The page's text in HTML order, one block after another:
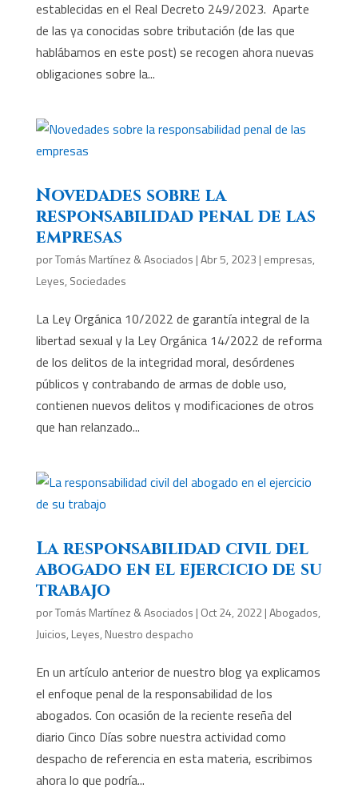
establecidas en el Real Decreto 249/2023. Aparte
de las ya conocidas sobre tributación (de las que
hablábamos en este post) se recogen ahora nuevas
obligaciones sobre la...
Novedades sobre la
responsabilidad penal de las
empresas
porTomás Martínez & Asociados |Abr 5, 2023 | empresas,
Leyes, Sociedades
La Ley Orgánica 10/2022 de garantía integral de la
libertad sexual y la Ley Orgánica 14/2022 de reforma
de los delitos de la integridad moral, desórdenes
públicos y contrabando de armas de doble uso,
contienen nuevos delitos y modificaciones de otros
que han relanzado...
La responsabilidad civil del
abogado en el ejercicio de su
trabajo
porTomás Martínez & Asociados | Oct 24, 2022|Abogados,
Juicios, Leyes, Nuestro despacho
En un artículo anterior de nuestro blog ya explicamos
el enfoque penal de la responsabilidad de los
abogados. Con ocasión de la reciente reseña del
diario Cinco Días sobre nuestra actividad como
despacho de referencia en esta materia, escribimos
ahora lo que podría...